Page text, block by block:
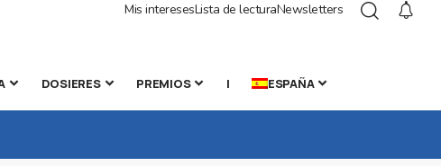
Mis interesesLista de lecturaNewsletters
DOSIERES PREMIOS | ESPAÑA